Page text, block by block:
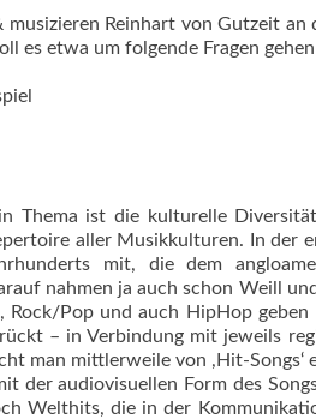
Reinhart von Gutzeit
es etwa um folgende Fragen
The­ma ist die kulturelle
aller Musikkulturen. In der
mit, die dem
nahmen ja auch schon Weill
Rock/Pop und auch HipHop
– in Verbindung mit jeweils
man mittlerweile von ,Hit-Songs‘
der audiovisuellen Form des
Welthits, die in der